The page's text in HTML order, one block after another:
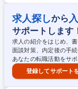
D/DMF）と生データの
す。社内外の関係部門
す。将来的にはDX推進や
種 【静岡/治験薬の品質
◎
求人探しから
サポートします
求人の紹介をはじめ、
面談対策、内定後の手
あなたの転職活動をサポ
登録してサポート